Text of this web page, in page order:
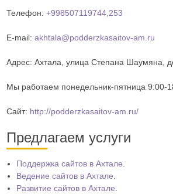
Телефон: +998507119744,253
E-mail: akhtala@podderzkasaitov-am.ru
Адрес: Ахтала, улица Степана Шаумяна,
Мы работаем понедельник-пятница 9:00-
Сайт: http://podderzkasaitov-am.ru/
Предлагаем услуги
Поддержка сайтов в Ахтале.
Ведение сайтов в Ахтале.
Развитие сайтов в Ахтале.